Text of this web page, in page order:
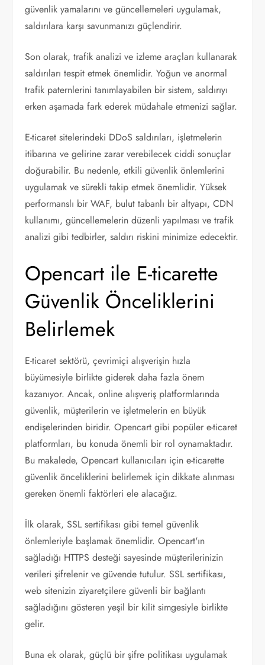
güvenlik yamalarını ve güncellemeleri uygulamak,
saldırılara karşı savunmanızı güçlendirir.
Son olarak, trafik analizi ve izleme araçları kullanarak
saldırıları tespit etmek önemlidir. Yoğun ve anormal
trafik paternlerini tanımlayabilen bir sistem, saldırıyı
erken aşamada fark ederek müdahale etmenizi sağlar.
E-ticaret sitelerindeki DDoS saldırıları, işletmelerin
itibarına ve gelirine zarar verebilecek ciddi sonuçlar
doğurabilir. Bu nedenle, etkili güvenlik önlemlerini
uygulamak ve sürekli takip etmek önemlidir. Yüksek
performanslı bir WAF, bulut tabanlı bir altyapı, CDN
kullanımı, güncellemelerin düzenli yapılması ve trafik
analizi gibi tedbirler, saldırı riskini minimize edecektir.
Opencart ile E-ticarette
Güvenlik Önceliklerini
Belirlemek
E-ticaret sektörü, çevrimiçi alışverişin hızla
büyümesiyle birlikte giderek daha fazla önem
kazanıyor. Ancak, online alışveriş platformlarında
güvenlik, müşterilerin ve işletmelerin en büyük
endişelerinden biridir. Opencart gibi popüler e-ticaret
platformları, bu konuda önemli bir rol oynamaktadır.
Bu makalede, Opencart kullanıcıları için e-ticarette
güvenlik önceliklerini belirlemek için dikkate alınması
gereken önemli faktörleri ele alacağız.
İlk olarak, SSL sertifikası gibi temel güvenlik
önlemleriyle başlamak önemlidir. Opencart'ın
sağladığı HTTPS desteği sayesinde müşterilerinizin
verileri şifrelenir ve güvende tutulur. SSL sertifikası,
web sitenizin ziyaretçilere güvenli bir bağlantı
sağladığını gösteren yeşil bir kilit simgesiyle birlikte
gelir.
Buna ek olarak, güçlü bir şifre politikası uygulamak